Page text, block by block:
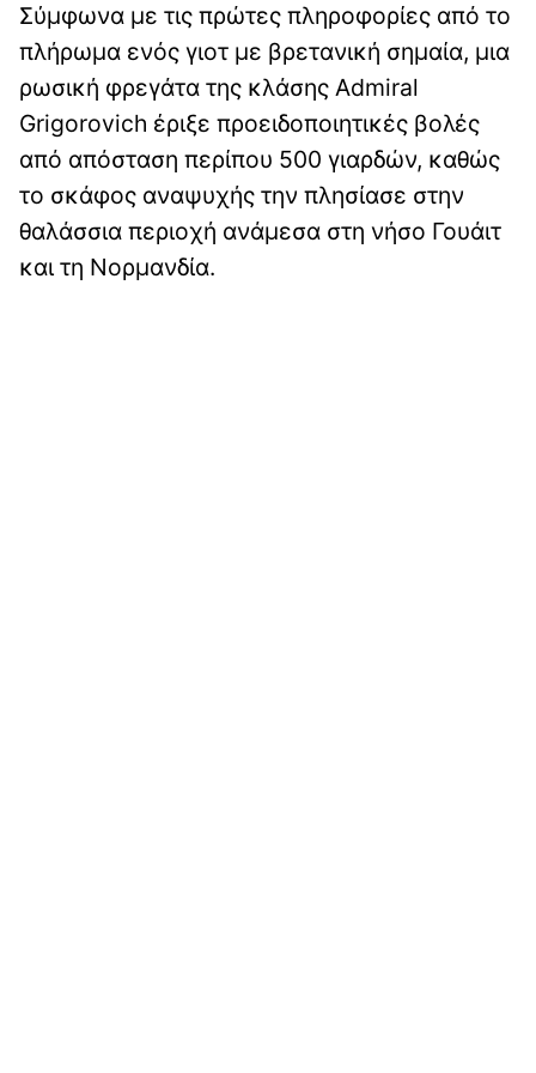
Σύμφωνα με τις πρώτες πληροφορίες από το
πλήρωμα ενός γιοτ με βρετανική σημαία, μια
ρωσική φρεγάτα της κλάσης Admiral
Grigorovich έριξε προειδοποιητικές βολές
από απόσταση περίπου 500 γιαρδών, καθώς
το σκάφος αναψυχής την πλησίασε στην
θαλάσσια περιοχή ανάμεσα στη νήσο Γουάιτ
και τη Νορμανδία.